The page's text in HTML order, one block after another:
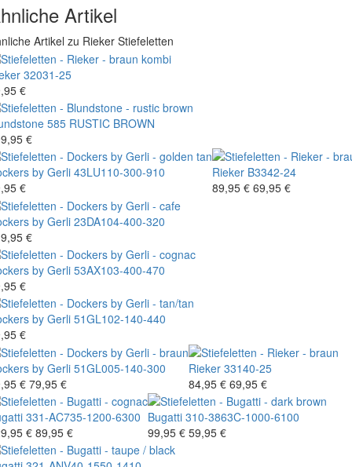
Artikel
Artikel zu Rieker Stiefeletten
32031-25
€
585 RUSTIC BROWN
€
by Gerli 43LU110-300-910
€
Rieker B3342-24
89,95 € 69,95 €
by Gerli 23DA104-400-320
€
by Gerli 53AX103-400-470
€
by Gerli 51GL102-140-440
€
by Gerli 51GL005-140-300
€ 79,95 €
Rieker 33140-25
84,95 € 69,95 €
331-AC735-1200-6300
€ 89,95 €
Bugatti 310-3863C-1000-6100
99,95 € 59,95 €